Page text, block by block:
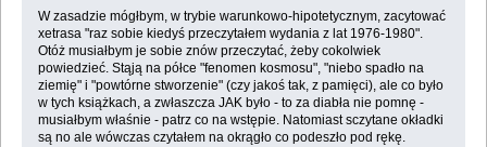
W zasadzie mógłbym, w trybie warunkowo-hipotetycznym, zacytować
xetrasa "raz sobie kiedyś przeczytałem wydania z lat 1976-1980".
Otóż musiałbym je sobie znów przeczytać, żeby cokolwiek
powiedzieć. Stąją na półce "fenomen kosmosu", "niebo spadło na
ziemię" i "powtórne stworzenie" (czy jakoś tak, z pamięci), ale co było
w tych książkach, a zwłaszcza JAK było - to za diabła nie pomnę -
musiałbym właśnie - patrz co na wstępie. Natomiast sczytane okładki
są no ale wówczas czytałem na okrągło co podeszło pod rękę.